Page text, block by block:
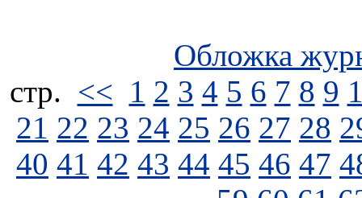
Обложка
стp. << 1 2 3 4 5 6 7 8 9
21 22 23 24 25 26 27 28
40 41 42 43 44 45 46 47